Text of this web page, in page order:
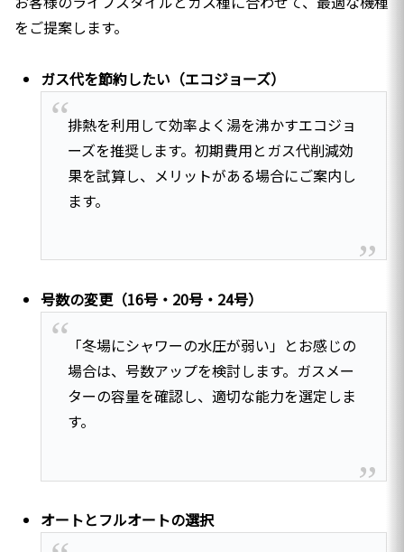
をご提案します。
ガス代を節約したい（エコジョーズ）
排熱を利用して効率よく湯を沸かすエコジョ
ーズを推奨します。初期費用とガス代削減効
果を試算し、メリットがある場合にご案内し
ます。
号数の変更（16号・20号・24号）
「冬場にシャワーの水圧が弱い」とお感じの
場合は、号数アップを検討します。ガスメー
ターの容量を確認し、適切な能力を選定しま
す。
オートとフルオートの選択